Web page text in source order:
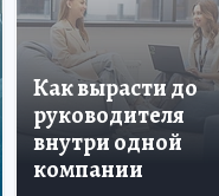
Как вырасти до
руководителя
внутри одной
компании